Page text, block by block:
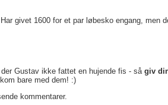
givet 1600 for et par løbesko engang, men
Gustav ikke fattet en hujende fis - så giv
bare med dem! :)
kommentarer.